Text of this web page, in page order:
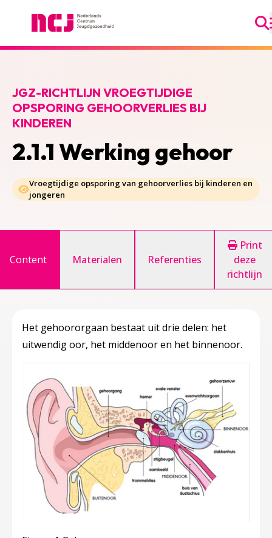
2.1.1 Werking gehoor
JGZ-RICHTLIJN VROEGTIJDIGE
OPSPORING GEHOORVERLIES BIJ
KINDEREN
Vroegtijdige opsporing van gehoorverlies bij kinderen en
jongeren
Content Materialen Referenties
Print
deze
richtlijn
Het gehoororgaan bestaat uit drie delen: het
uitwendig oor, het middenoor en het binnenoor.